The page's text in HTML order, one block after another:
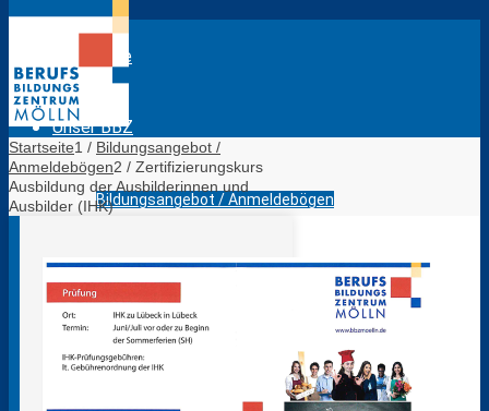
Startseite
Unser BBZ
Bildungsangebot / Anmeldebögen
Das sind wir
Lagepläne BBZ Mölln
Startseite1 / Bildungsangebot /
Anmeldebögen2 / Zertifizierungskurs
Ausbildung der Ausbilderinnen und
Ausbilder (IHK)